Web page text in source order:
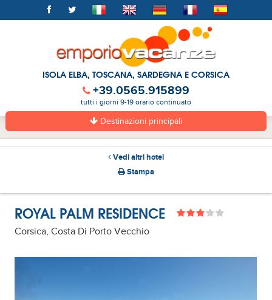
ISOLA ELBA, TOSCANA, SARDEGNA E CORSICA
+39.0565.915899
tutti i giorni 9-19 orario continuato
Destinazioni principali
Vedi altri hotel
Stampa
ROYAL PALM RESIDENCE
Corsica, Costa Di Porto Vecchio